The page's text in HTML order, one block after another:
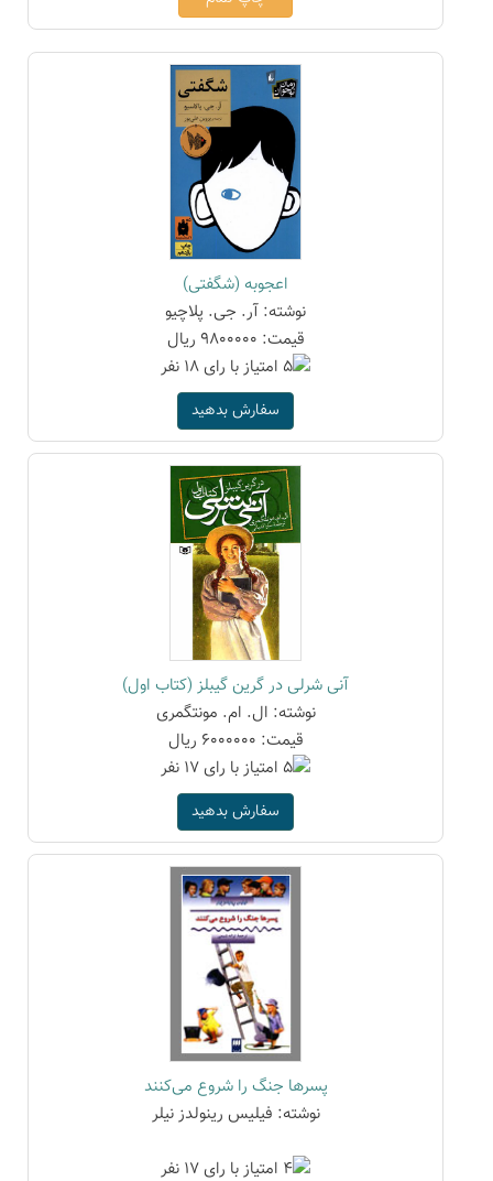
اعجوبه (شگفتی)
نوشته: آر. جی. پلاچیو
قیمت: 9800000 ریال
سفارش بدهید
آنی شرلی در گرین گیبلز (کتاب اول)
نوشته: ال. ام. مونتگمری
قیمت: 6000000 ریال
سفارش بدهید
پسرها جنگ را شروع می‌کنند
نوشته: فیلیس رینولدز نیلر